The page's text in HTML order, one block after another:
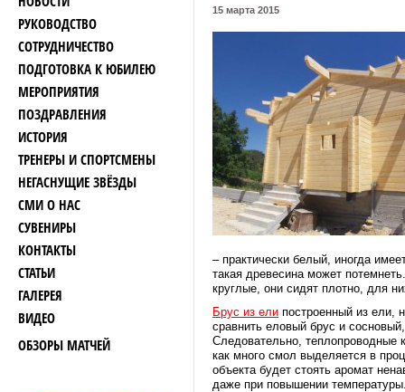
РУКОВОДСТВО
СОТРУДНИЧЕСТВО
ПОДГОТОВКА К ЮБИЛЕЮ
МЕРОПРИЯТИЯ
ПОЗДРАВЛЕНИЯ
ИСТОРИЯ
ТРЕНЕРЫ И СПОРТСМЕНЫ
НЕГАСНУЩИЕ ЗВЁЗДЫ
СМИ О НАС
СУВЕНИРЫ
КОНТАКТЫ
СТАТЬИ
ГАЛЕРЕЯ
ВИДЕО
ОБЗОРЫ МАТЧЕЙ
15 марта 2015
– практически белый, иногда
такая древесина может
круглые, они сидят плотно, для
Брус из ели построенный из ели,
сравнить еловый брус и
Следовательно, теплопроводные
как много смол выделяется в
объекта будет стоять аромат
даже при повышении